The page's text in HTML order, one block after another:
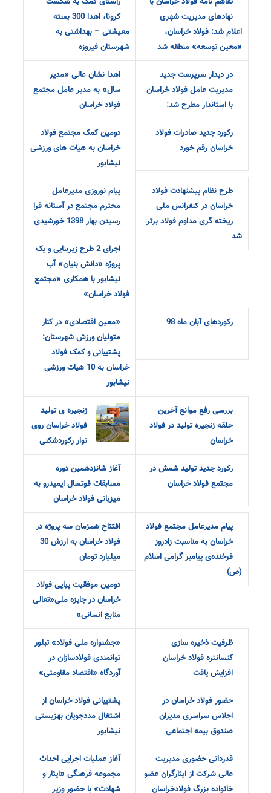
مدیر روابط
عمومی فولاد
Plans and
strategies to
production and sales
با حضور استاندار و
امضای تفاهم نامه
نهادهای مدیریت شهری اعلام
شد: فولاد خراسان، «معین
توسعه» منطقه شد
گام دیگر فولاد
خراسان در راستای
کمک به شکست
– بهداشتی به شهرستان فیروزه
در دیدار سرپرست
جدید مدیریت
عامل فولاد
خراسان با استاندار مطرح شد:
اهدا نشان عالی
«مدیر سال» به
مدیر عامل
مجتمع فولاد خراسان
دومین کمک مجتمع فولاد
خراسان به هیات های ورزشی
نیشابور
خراسان در کنفرانس ملی
ریخته گری مداوم فولاد برتر
شد
محترم مجتمع در آستانه فرا
رسیدن بهار 1398 خورشیدی
پروژه «دانش بنیان» آب
نیشابور با همکاری «مجتمع
فولاد خراسان»
رکوردهای آبان ماه 98
«معین اقتصادی» در کنار
متولیان ورزش شهرستان:
پشتیبانی و کمک فولاد
خراسان به 10 هیات ورزشی
نیشابور
حلقه زنجیره تولید در فولاد
خراسان
زنجیره ی تولید
فولاد خراسان روی
نوار رکوردشکنی
رکورد جدید تولید شمش در
مجتمع فولاد خراسان
آغاز شانزدهمین دوره
مسابقات فوتسال ایمیدرو به
میزبانی فولاد خراسان
پیام مدیرعامل مجتمع فولاد
خراسان به مناسبت زادروز
فرخنده‌ی پیامبر گرامی اسلام
(ص)
افتتاح همزمان سه پروژه در
فولاد خراسان به ارزش 30
میلیارد تومان
دومین موفقیت پیاپی فولاد